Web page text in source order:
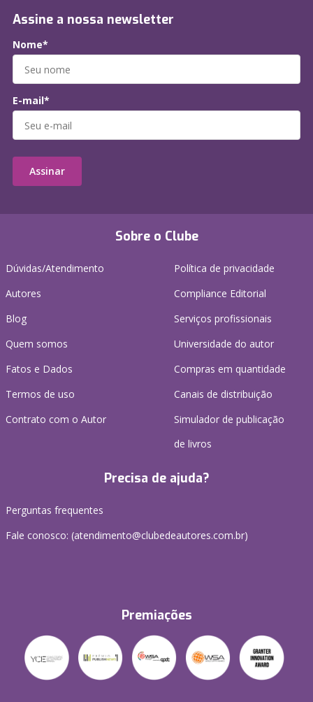
Sobre o Clube
Dúvidas/Atendimento
Autores
Blog
Quem somos
Fatos e Dados
Termos de uso
Contrato com o Autor
Política de privacidade
Compliance Editorial
Serviços profissionais
Universidade do autor
Compras em quantidade
Canais de distribuição
Simulador de publicação
de livros
Precisa de ajuda?
Perguntas frequentes
Fale conosco: (atendimento@clubedeautores.com.br)
Premiações
Assine a nossa newsletter
Nome*
E-mail*
Assinar